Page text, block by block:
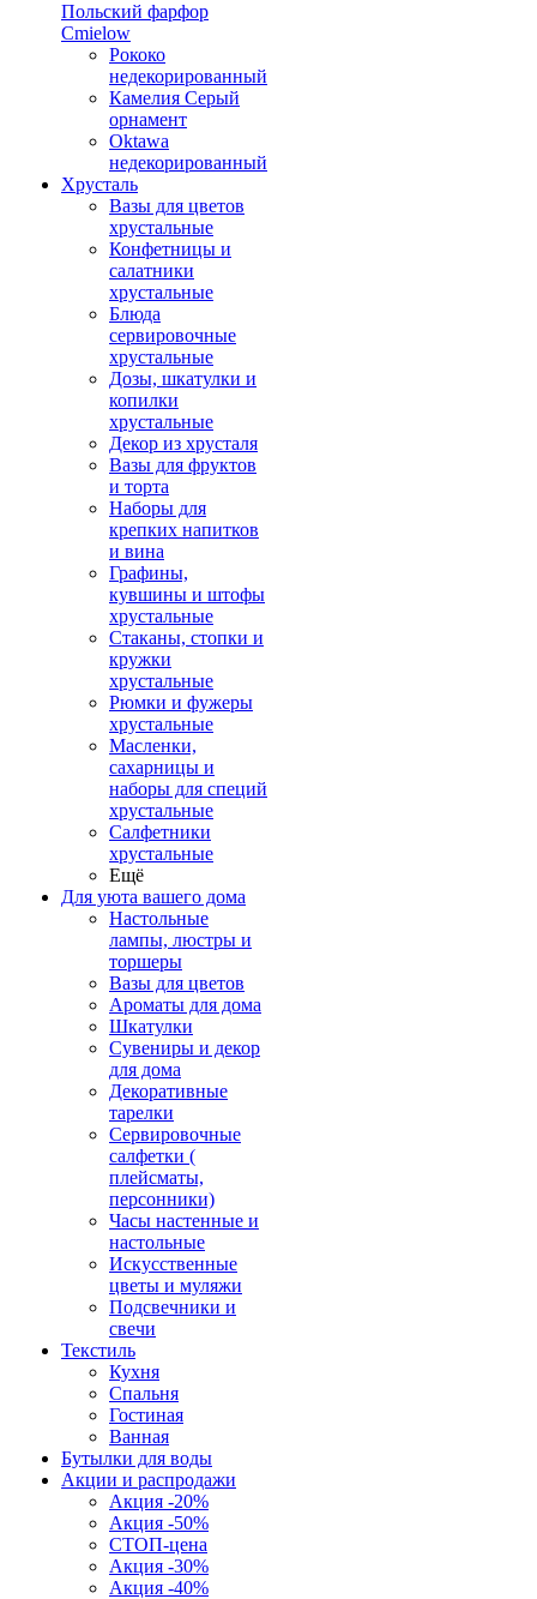
Польский фарфор
Сmielow
Рококо
недекорированный
Камелия Серый
орнамент
Oktawa
недекорированный
Хрусталь
Вазы для цветов
хрустальные
Конфетницы и
салатники
хрустальные
Блюда
сервировочные
хрустальные
Дозы, шкатулки и
копилки
хрустальные
Декор из хрусталя
Вазы для фруктов
и торта
Наборы для
крепких напитков
и вина
Графины,
кувшины и штофы
хрустальные
Стаканы, стопки и
кружки
хрустальные
Рюмки и фужеры
хрустальные
Масленки,
сахарницы и
наборы для специй
хрустальные
Салфетники
хрустальные
Ещё
Для уюта вашего дома
Настольные
лампы, люстры и
торшеры
Вазы для цветов
Ароматы для дома
Шкатулки
Сувениры и декор
для дома
Декоративные
тарелки
Сервировочные
салфетки (
плейсматы,
персонники)
Часы настенные и
настольные
Искусственные
цветы и муляжи
Подсвечники и
свечи
Текстиль
Кухня
Спальня
Гостиная
Ванная
Бутылки для воды
Акции и распродажи
Акция -20%
Акция -50%
СТОП-цена
Акция -30%
Акция -40%